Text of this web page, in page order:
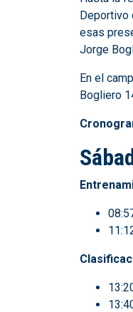
Deportivo
esas
Jorge
En el
Bogliero